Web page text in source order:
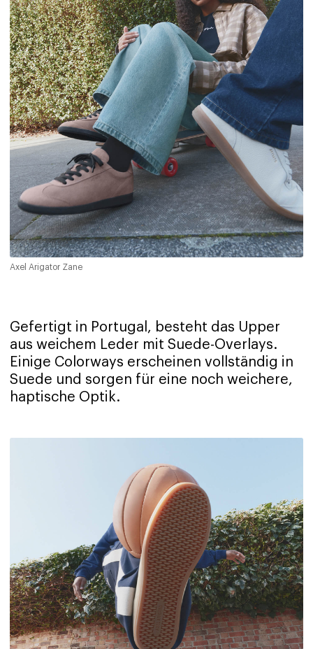
Axel Arigator Zane
Gefertigt in Portugal, besteht das Upper
aus weichem Leder mit Suede-Overlays.
Einige Colorways erscheinen vollständig in
Suede und sorgen für eine noch weichere,
haptische Optik.